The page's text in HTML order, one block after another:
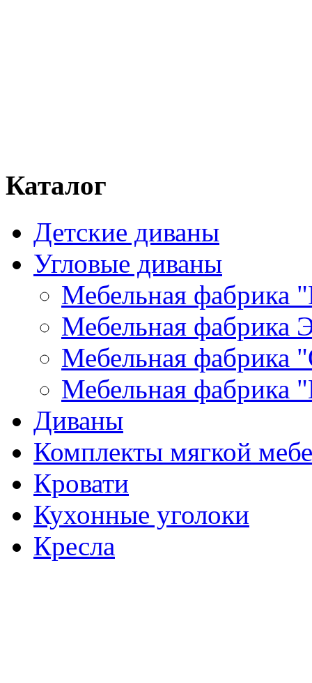
Каталог
Детские диваны
Угловые диваны
Мебельная фабрика
Мебельная фабрика
Мебельная фабрика
Мебельная фабрика
Диваны
Комплекты мягкой
Кровати
Кухонные уголоки
Кресла